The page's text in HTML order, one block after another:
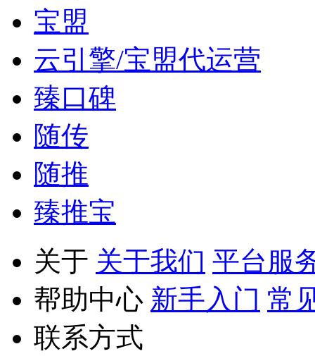
宝盟
云引擎/宝盟代运营
臻口碑
随传
随推
臻推宝
关于 关于我们 平台服
帮助中心 新手入门 常
联系方式